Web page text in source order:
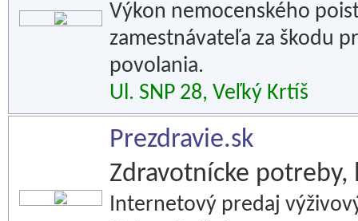
Výkon nemocenského
zamestnávateľa za škodu
povolania.
Ul. SNP 28, Veľký Krtíš
Prezdravie.sk
Zdravotnícke potreby,
Internetový predaj